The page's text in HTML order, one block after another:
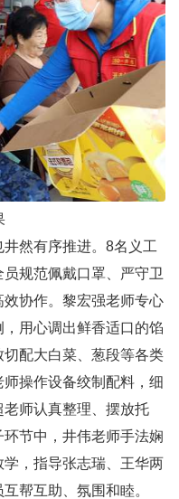
然有序推进。8名义工
规范佩戴口罩、严守卫
协作。黎宏强老师专心
用心调出鲜香适口的馅
配大白菜、葱段等各类
操作设备绞制配料，细
师认真整理、摆放托
节中，井伟老师手法娴
，指导张志瑞、王华两
帮互助、氛围和睦。